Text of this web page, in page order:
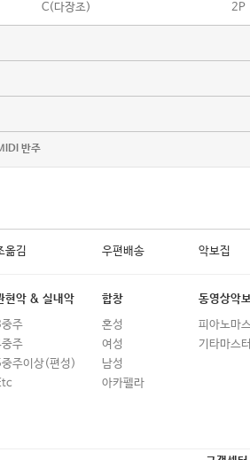
C(다장조) 2P
반주
옮김 우편배송 악보집
현악 & 실내악
주
주
주이상(편성)
합창
혼성
여성
남성
아카펠라
동영상악
피아노마
기타마스터